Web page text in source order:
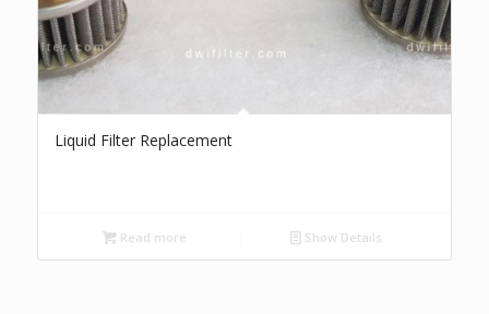
Liquid Filter Replacement
Read more Show Details